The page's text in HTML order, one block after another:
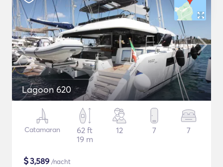
Lagoon 620
Catamaran
62 ft
19 m
12 7 7
$3,589 /nacht